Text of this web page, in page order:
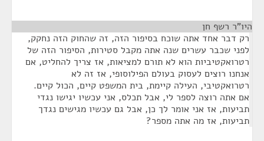
היו"ר רשף חן
רק דבר אחד אתה שוכח בסיפור הזה, זה שהחוק הזה נחקק,
לפני שכבר עשרים שנה אתה מקבל סטירות, הסיפור הזה של
רטרואקטיביות הוא לא תורם למציאות, אז צריך להחליט, אם
אנחנו רוצים לעסוק בעולם הפילוסופי, אז זה לא
רטרואקטיבי, העילה קיימת, בית המשפט קיים, הכול קיים.
אם אתה רוצה לספר לי, אבל תכלס, אני עכשיו יגישו נגדי
תביעות, אז אני אומר לך כן, אבל גם עכשיו מגישים נגדך
תביעות, אז מה אתה מספר?